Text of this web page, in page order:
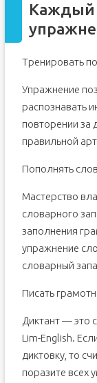
Каждый
Тренировать
Упражнение
распознавать
повторении за
правильной
Пополнять
Мастерство
словарного
заполнения
упражнение
словарный
Писать
Диктант — это
Lim-English.
диктовку, то
поразите всех